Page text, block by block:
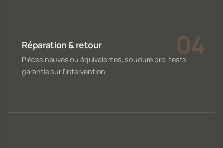
Réparation & retour
Pièces neuves ou équivalentes, soudure pro, tests,
garantie sur l'intervention.